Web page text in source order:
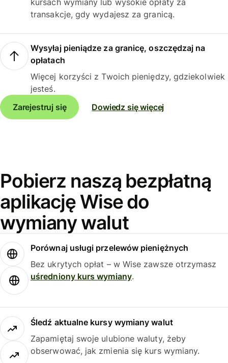
kursach wymiany lub wysokie opłaty za
transakcje, gdy wydajesz za granicą.
Wysyłaj pieniądze za granicę, oszczędzaj na
opłatach
Więcej korzyści z Twoich pieniędzy, gdziekolwiek
jesteś.
Zarejestruj się
Dowiedz się więcej
Pobierz naszą bezpłatną
aplikację Wise do
wymiany walut
Porównaj usługi przelewów pieniężnych
Bez ukrytych opłat – w Wise zawsze otrzymasz
uśredniony kurs wymiany.
Śledź aktualne kursy wymiany walut
Zapamiętaj swoje ulubione waluty, żeby
obserwować, jak zmienia się kurs wymiany.